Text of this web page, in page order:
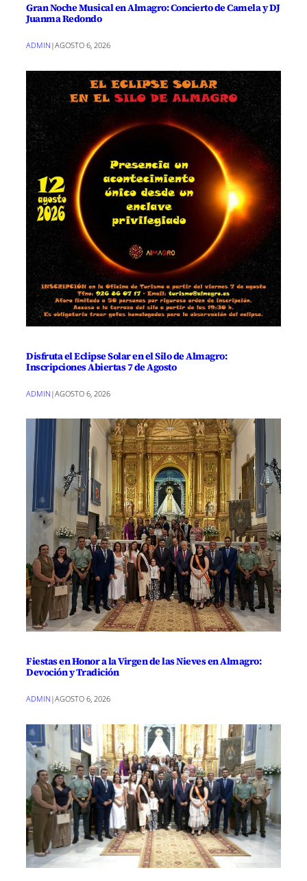
Gran Noche Musical en Almagro: Concierto de Camela y DJ
Juanma Redondo
ADMIN |AGOSTO 6, 2026
Disfruta el Eclipse Solar en el Silo de Almagro:
Inscripciones Abiertas 7 de Agosto
ADMIN |AGOSTO 6, 2026
Fiestas en Honor a la Virgen de las Nieves en Almagro:
Devoción y Tradición
ADMIN |AGOSTO 6, 2026